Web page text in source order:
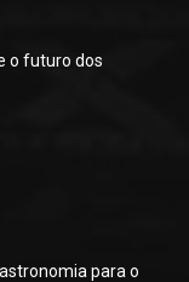
o futuro dos
para o